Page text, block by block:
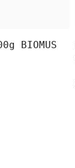
BIOMUS